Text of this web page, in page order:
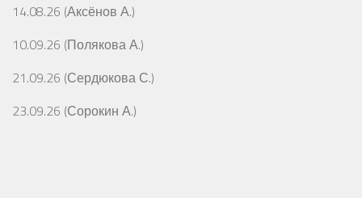
14.08.26 (Аксёнов А.)
10.09.26 (Полякова А.)
21.09.26 (Сердюкова С.)
23.09.26 (Сорокин А.)